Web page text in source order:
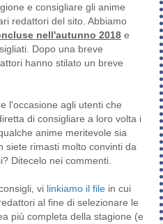
e consigliare gli anime
redattori del sito. Abbiamo
nell'autunno 2018 e
Dopo una breve
hanno stilato un breve
l'occasione agli utenti che
di consigliare a loro volta i
anime meritevole sia
siete rimasti molto convinti da
Ditecelo nei commenti.
vi linkiamo il file in cui
al fine di selezionare le
più completa della stagione (e